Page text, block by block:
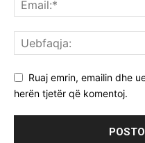
Ruaj emrin, emailin dhe
herën tjetër që komentoj.